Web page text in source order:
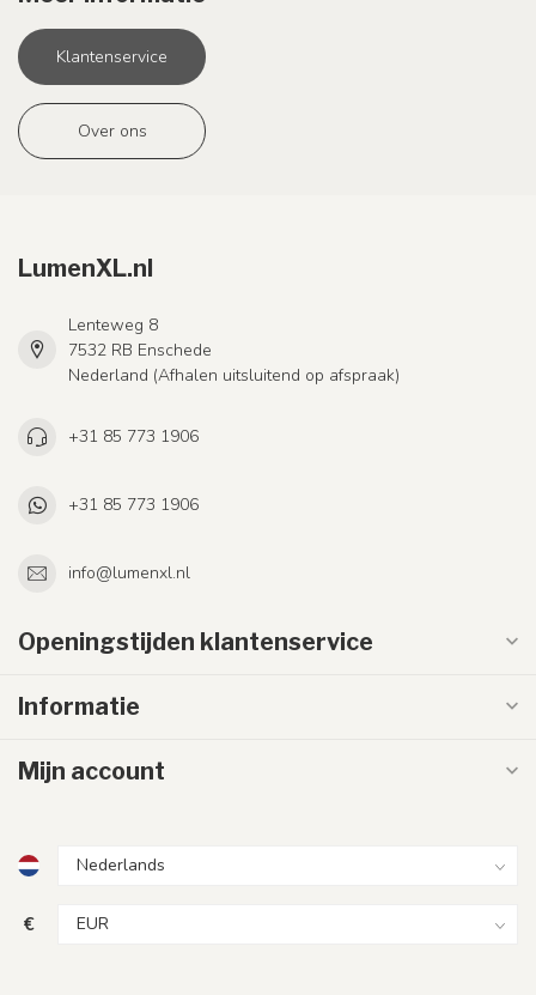
Klantenservice
Over ons
LumenXL.nl
Lenteweg 8
7532 RB Enschede
Nederland (Afhalen uitsluitend op afspraak)
+31 85 773 1906
+31 85 773 1906
info@lumenxl.nl
Openingstijden klantenservice
Informatie
Mijn account
€